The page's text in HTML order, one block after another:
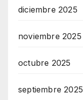
diciembre 2025
noviembre 2025
octubre 2025
septiembre 2025